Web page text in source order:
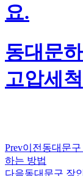
요.
동대문
고압세척
Prev이전 동대문
하는 방법
다음동대문구 장